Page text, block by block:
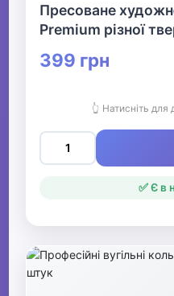
Пресоване
Premium різної
399 грн
👆 Натисніть для
✅ Є в